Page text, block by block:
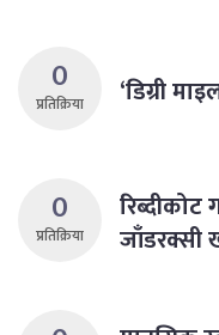
0
प्रतिक्रिया ‘डिग्री
0
प्रतिक्रिया
जाँडरक्सी